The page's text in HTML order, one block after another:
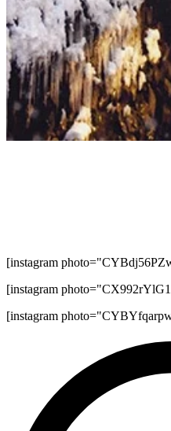
[instagram
[instagram
[instagram